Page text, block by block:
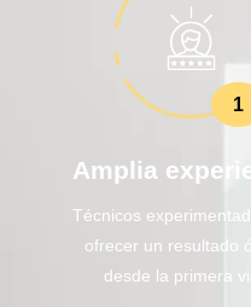
1
Amplia
Técnicos
ofrecer un resultado
desde la primera